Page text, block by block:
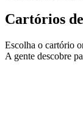
Cartórios
Escolha o cartório
A gente descobre